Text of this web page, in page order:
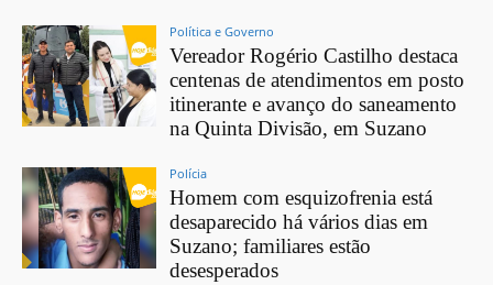
Política e Governo
Vereador Rogério Castilho destaca
centenas de atendimentos em posto
itinerante e avanço do saneamento
na Quinta Divisão, em Suzano
Polícia
Homem com esquizofrenia está
desaparecido há vários dias em
Suzano; familiares estão
desesperados